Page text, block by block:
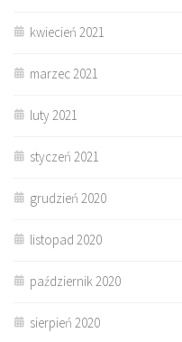
kwiecień 2021
marzec 2021
luty 2021
styczeń 2021
grudzień 2020
listopad 2020
październik 2020
sierpień 2020